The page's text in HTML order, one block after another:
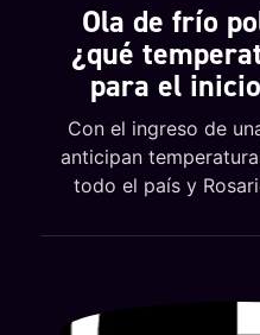
Ola de frío
¿qué
para el
Con el ingreso de
anticipan
todo el país y